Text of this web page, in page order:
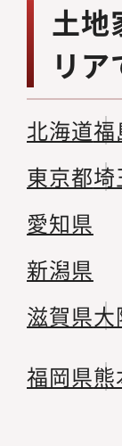
土地
リ
北海道福
東京都埼
愛知県
新潟県
滋賀県大
福岡県熊